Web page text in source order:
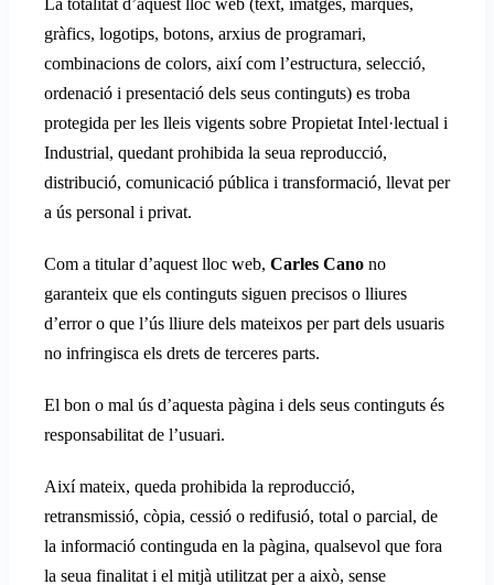
gràfics, logotips, botons, arxius de programari,
combinacions de colors, així com l’estructura, selecció,
ordenació i presentació dels seus continguts) es troba
protegida per les lleis vigents sobre Propietat Intel·lectual i
Industrial, quedant prohibida la seua reproducció,
distribució, comunicació pública i transformació, llevat per
a ús personal i privat.
Com a titular d’aquest lloc web, Carles Cano no
garanteix que els continguts siguen precisos o lliures
d’error o que l’ús lliure dels mateixos per part dels usuaris
no infringisca els drets de terceres parts.
El bon o mal ús d’aquesta pàgina i dels seus continguts és
responsabilitat de l’usuari.
Així mateix, queda prohibida la reproducció,
retransmissió, còpia, cessió o redifusió, total o parcial, de
la informació continguda en la pàgina, qualsevol que fora
la seua finalitat i el mitjà utilitzat per a això, sense